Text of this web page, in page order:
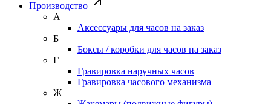
Производство
А
Аксессуары для часов на заказ
Б
Боксы / коробки для часов на заказ
Г
Гравировка наручных часов
Гравировка часового механизма
Ж